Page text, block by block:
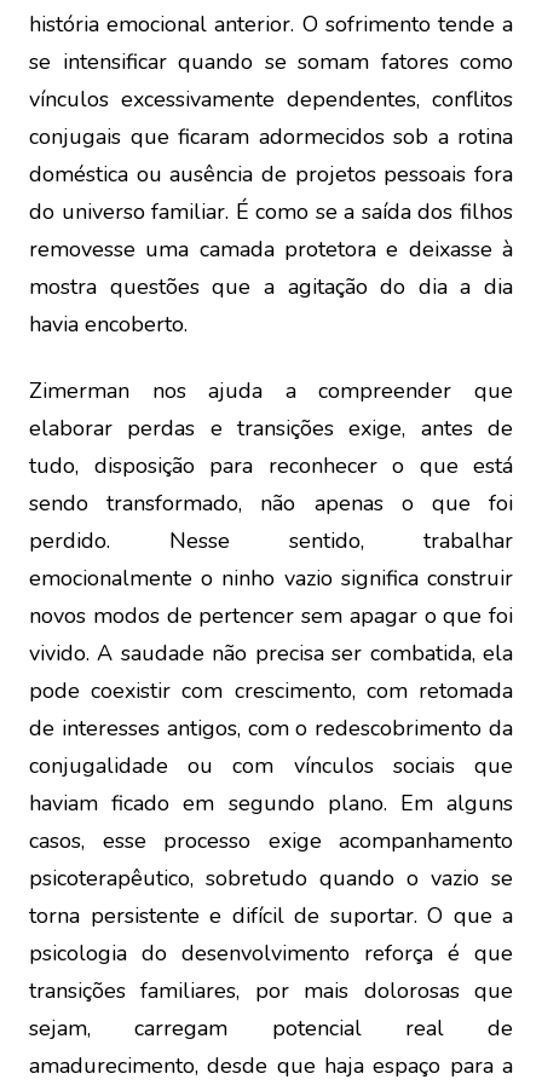
história emocional anterior. O sofrimento tende a
se intensificar quando se somam fatores como
vínculos excessivamente dependentes, conflitos
conjugais que ficaram adormecidos sob a rotina
doméstica ou ausência de projetos pessoais fora
do universo familiar. É como se a saída dos filhos
removesse uma camada protetora e deixasse à
mostra questões que a agitação do dia a dia
havia encoberto.
Zimerman nos ajuda a compreender que
elaborar perdas e transições exige, antes de
tudo, disposição para reconhecer o que está
sendo transformado, não apenas o que foi
perdido. Nesse sentido, trabalhar
emocionalmente o ninho vazio significa construir
novos modos de pertencer sem apagar o que foi
vivido. A saudade não precisa ser combatida, ela
pode coexistir com crescimento, com retomada
de interesses antigos, com o redescobrimento da
conjugalidade ou com vínculos sociais que
haviam ficado em segundo plano. Em alguns
casos, esse processo exige acompanhamento
psicoterapêutico, sobretudo quando o vazio se
torna persistente e difícil de suportar. O que a
psicologia do desenvolvimento reforça é que
transições familiares, por mais dolorosas que
sejam, carregam potencial real de
amadurecimento, desde que haja espaço para a